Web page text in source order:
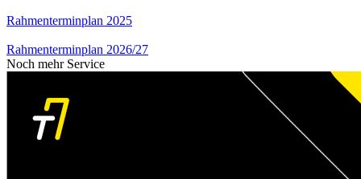
Rahmenterminplan 2025
Rahmenterminplan 2026/27
Noch mehr Service